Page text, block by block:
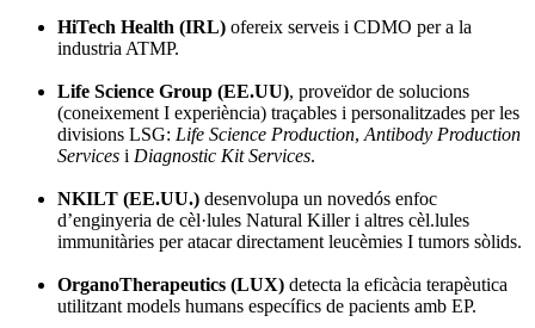
HiTech Health (IRL) ofereix serveis i CDMO per a la
industria ATMP.
Life Science Group (EE.UU), proveïdor de solucions
(coneixement I experiència) traçables i personalitzades per les
divisions LSG: Life Science Production, Antibody Production
Services i Diagnostic Kit Services.
NKILT (EE.UU.) desenvolupa un novedós enfoc
d’enginyeria de cèl·lules Natural Killer i altres cèl.lules
immunitàries per atacar directament leucèmies I tumors sòlids.
OrganoTherapeutics (LUX) detecta la eficàcia terapèutica
utilitzant models humans específics de pacients amb EP.